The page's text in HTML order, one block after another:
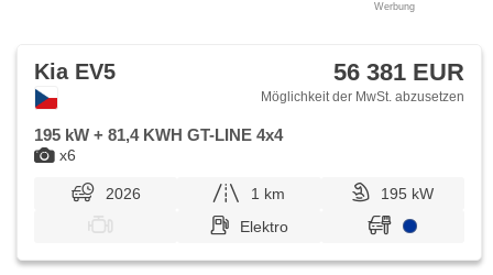
Werbung
x6
Kia EV5 56 381 EUR
Möglichkeit der MwSt. abzusetzen
195 kW + 81,4 KWH GT-LINE 4x4
2026 1 km
195 kW
Elektro